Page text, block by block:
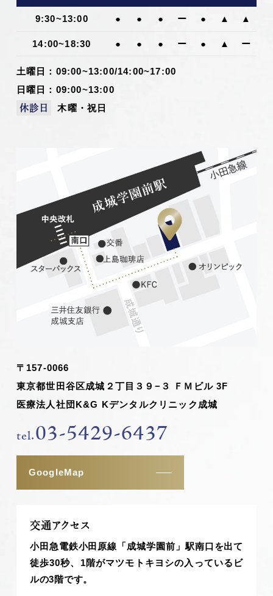
9:30~13:00 ● ● ● ー ● ▲ ▲
14:00~18:30 ● ● ● ー ● ▲ ー
土曜日：09:00~13:00/14:00~17:00
日曜日：09:00~13:00
休診日 木曜・祝日
〒157-0066
東京都世田谷区成城２丁目３９−３ ＦＭビル 3F
医療法人社団K&G Kデンタルクリニック成城
tel.03-5429-6437
GoogleMap
交通アクセス
小田急電鉄小田原線「成城学園前」駅南口を出て
徒歩30秒、1階がマツモトキヨシの入っているビ
ルの3階です。